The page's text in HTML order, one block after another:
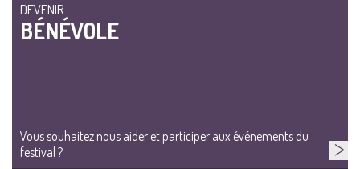
DEVENIR
BÉNÉVOLE
Vous souhaitez nous aider et participer aux événements du
festival ?